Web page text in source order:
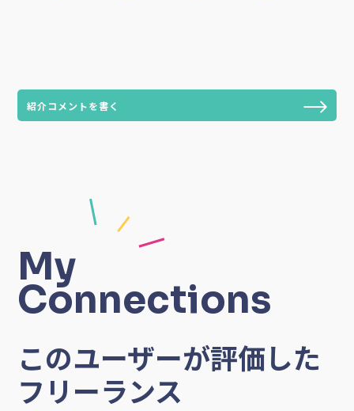
紹介コメントを書く
My
Connections
このユーザーが評価した
フリーランス